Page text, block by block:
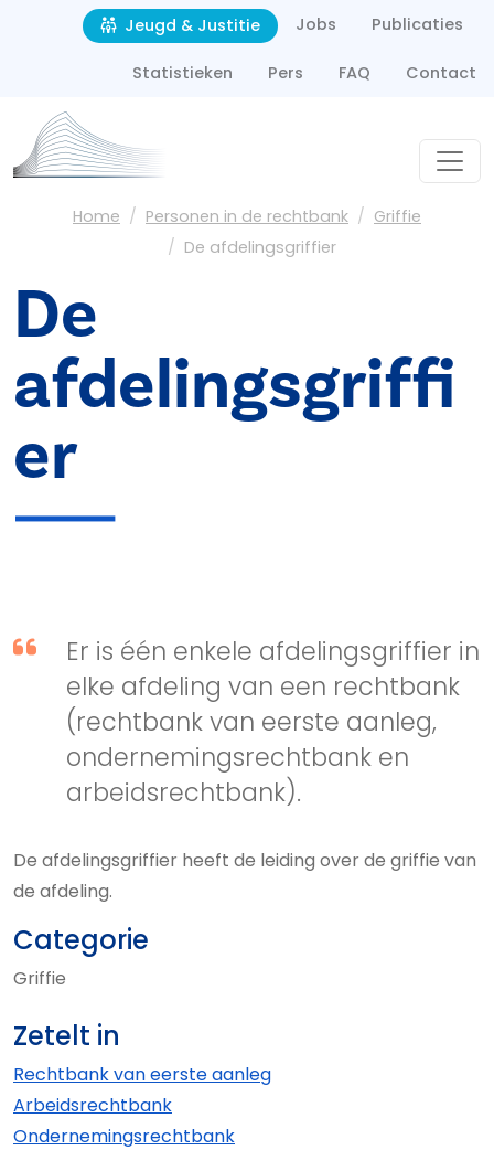
Overslaan en naar de inhoud gaan
Second navigation
Jeugd & Justitie Jobs Publicaties
Statistieken Pers FAQ Contact
Kruimelpad
Home Personen in de rechtbank
Griffie
De afdelingsgriffier
De
afdelingsgriffi
er
Er is één enkele afdelingsgriffier in
elke afdeling van een rechtbank
(rechtbank van eerste aanleg,
ondernemingsrechtbank en
arbeidsrechtbank).
De afdelingsgriffier heeft de leiding over de griffie van
de afdeling.
Categorie
Griffie
Zetelt in
Rechtbank van eerste aanleg
Arbeids­rechtbank
Ondernemings­rechtbank